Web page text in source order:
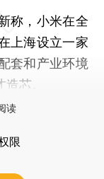
称，小米在全
上海设立一家
套和产业环境
芯。
读
限